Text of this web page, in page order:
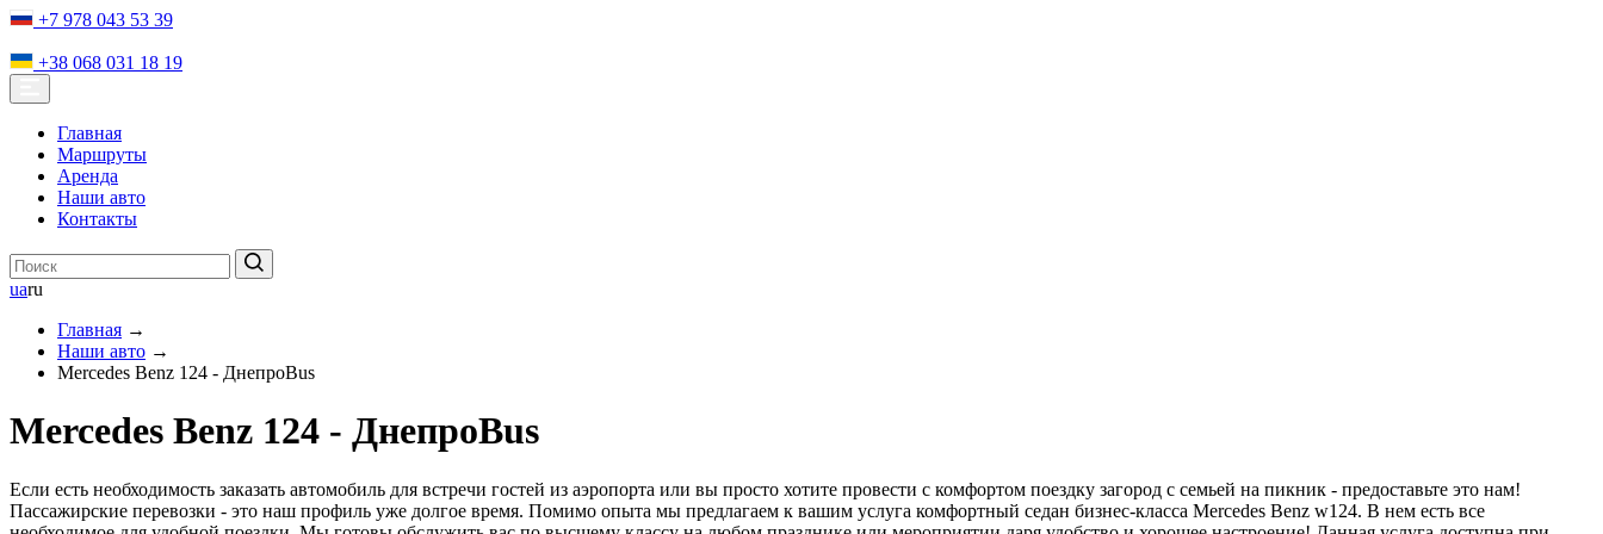
+7 978 043 53 39
+38 068 031 18 19
Главная
Маршруты
Аренда
Наши авто
Контакты
uaru
Главная →
Наши авто →
Mercedes Benz 124 - ДнепроBus
Mercedes Benz 124 - ДнепроBus
Если есть необходимость заказать автомобиль для встречи гостей из аэропорта или вы просто хотите провести с комфортом поездку загород с семьей на пикник - предоставьте это нам!
Пассажирские перевозки - это наш профиль уже долгое время. Помимо опыта мы предлагаем к вашим услуга комфортный седан бизнес-класса Mercedes Benz w124. В нем есть все